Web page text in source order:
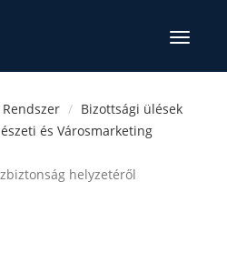
Toggle
Bizottsági ülések
és Városmarketing
helyzetéről